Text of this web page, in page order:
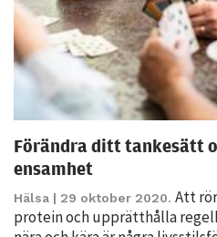
Förändra ditt tankesätt
ensamhet
Hälsa | 29 oktober 2020. Att
protein och upprätthålla